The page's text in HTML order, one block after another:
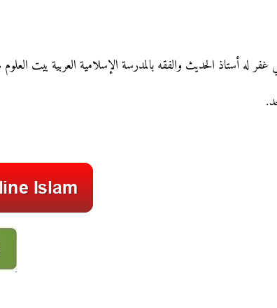
غفر له أستاذ الحديث والفقه بالمدرسة الإسلامية العربية بيت